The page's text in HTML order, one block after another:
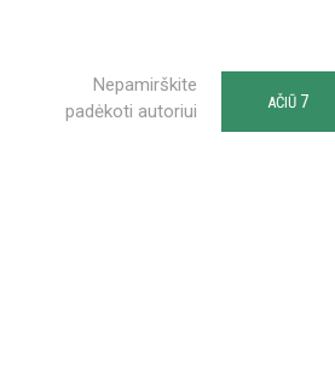
Nepamirškite
padėkoti autoriui
AČIŪ 7